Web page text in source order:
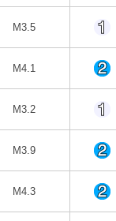
M3.5
M4.1
M3.2
M3.9
M4.3